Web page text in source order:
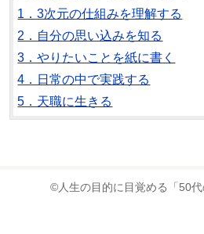
1．3次元の仕組みを理解する
2．自分の思い込みを知る
3．やりたいことを紙に書く
4．日常の中で実践する
5．天職に生きる
©人生の目的に目覚める「50代